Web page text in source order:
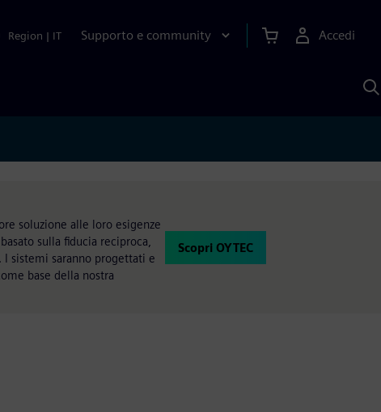
Region | IT Supporto e community Accedi
soluzione alle loro esigenze
sulla fiducia reciproca,
sistemi saranno progettati e
base della nostra
Scopri OYTEC